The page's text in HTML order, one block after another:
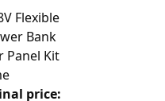
Flexible
Bank
Panel Kit
price: